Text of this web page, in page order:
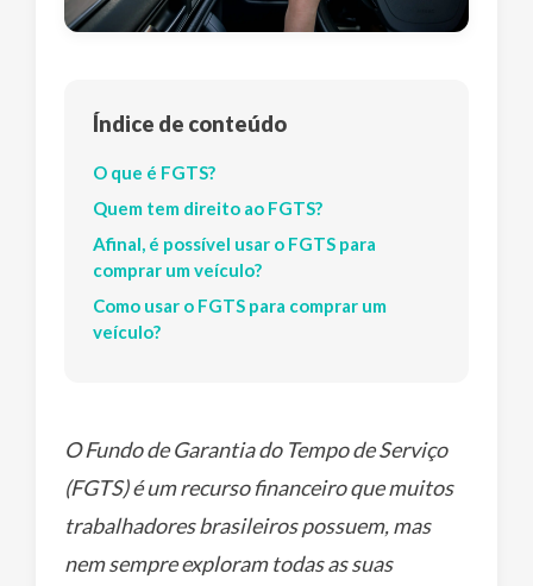
Índice de conteúdo
O que é FGTS?
Quem tem direito ao FGTS?
Afinal, é possível usar o FGTS para
comprar um veículo?
Como usar o FGTS para comprar um
veículo?
O Fundo de Garantia do Tempo de Serviço
(FGTS) é um recurso financeiro que muitos
trabalhadores brasileiros possuem, mas
nem sempre exploram todas as suas